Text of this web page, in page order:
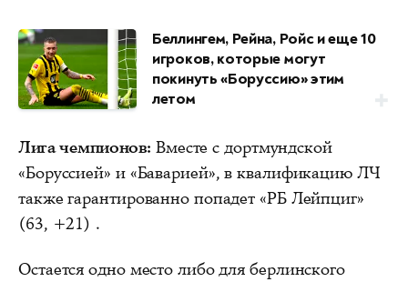
Беллингем, Рейна, Ройс и еще 10
игроков, которые могут
покинуть «Боруссию» этим
летом
Лига чемпионов: Вместе с дортмундской
«Боруссией» и «Баварией», в квалификацию ЛЧ
также гарантированно попадет «РБ Лейпциг»
(63, +21) .
Остается одно место либо для берлинского